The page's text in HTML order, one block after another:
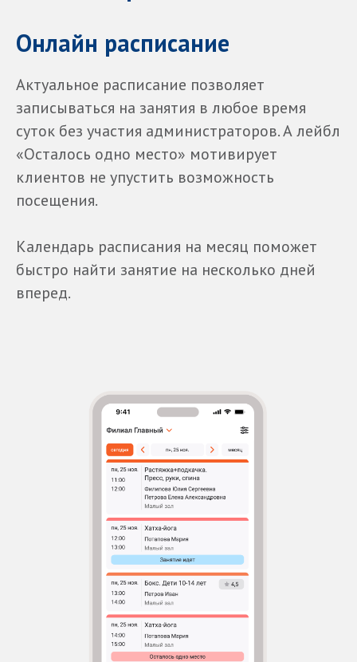
Онлайн расписание
Актуальное расписание позволяет
записываться на занятия в любое время
суток без участия администраторов. А лейбл
«Осталось одно место» мотивирует
клиентов не упустить возможность
посещения.
Календарь расписания на месяц поможет
быстро найти занятие на несколько дней
вперед.